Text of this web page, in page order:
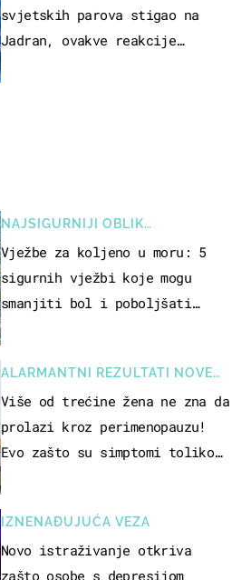
svjetskih parova stigao na
Jadran, ovakve reakcije
NAJSIGURNIJI OBLIK
REKREACIJE
Vježbe za koljeno u moru: 5
sigurnih vježbi koje mogu
smanjiti bol i poboljšati
ALARMANTNI REZULTATI NOVE
STUDIJE
Više od trećine žena ne zna da
prolazi kroz perimenopauzu!
Evo zašto su simptomi toliko
IZNENAĐUJUĆA VEZA
Novo istraživanje otkriva
zašto osobe s depresijom